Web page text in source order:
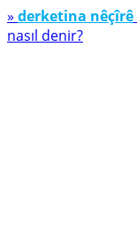
» derketina nêçîrê
nasıl denir?